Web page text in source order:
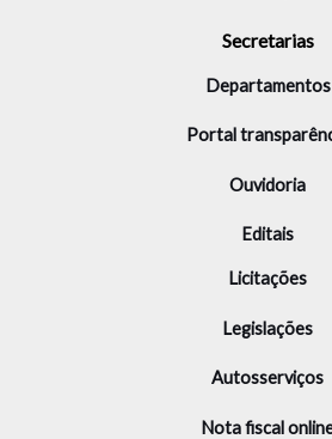
Secretarias
Departamentos
Portal
Ouvidoria
Editais
Licitações
Legislações
Autosserviços
Nota fiscal